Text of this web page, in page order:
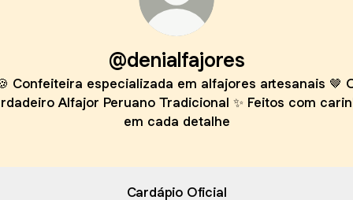
@denialfajores
Confeiteira especializada em alfajores artesanais 🤎
Alfajor Peruano Tradicional ✨ Feitos com
em cada detalhe
Cardápio Oficial